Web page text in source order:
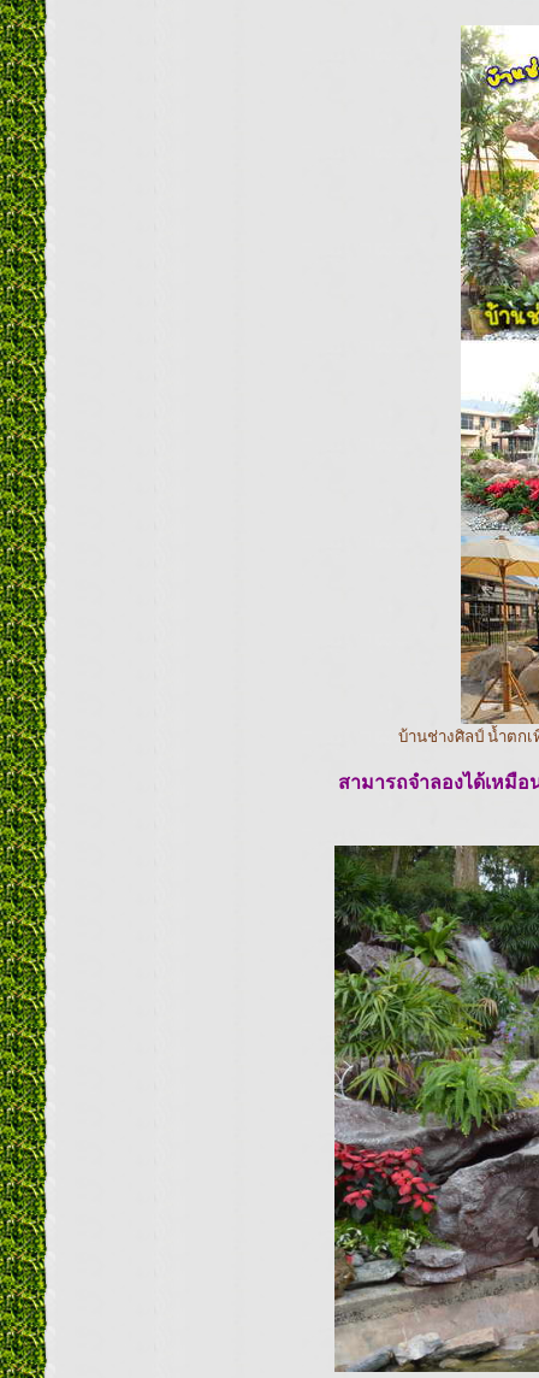
บ้านช่างศิลป์ น้ำตก
สามารถจำลองได้เหมื